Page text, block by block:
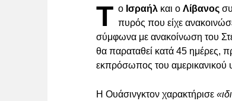
Τ ο Ισραήλ και ο Λίβανος
πυρός που είχε
σύμφωνα με ανακοίνωση του
θα παραταθεί κατά 45 ημέρες,
εκπρόσωπος του αμερικανικού
Η Ουάσινγκτον χαρακτήρισε